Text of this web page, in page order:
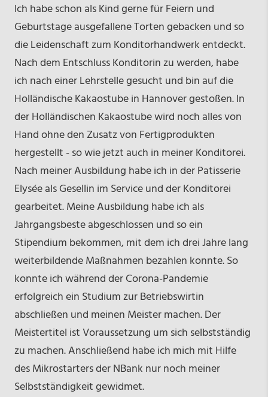
Ich habe schon als Kind gerne für Feiern und
Geburtstage ausgefallene Torten gebacken und so
die Leidenschaft zum Konditorhandwerk entdeckt.
Nach dem Entschluss Konditorin zu werden, habe
ich nach einer Lehrstelle gesucht und bin auf die
Holländische Kakaostube in Hannover gestoßen. In
der Holländischen Kakaostube wird noch alles von
Hand ohne den Zusatz von Fertigprodukten
hergestellt - so wie jetzt auch in meiner Konditorei.
Nach meiner Ausbildung habe ich in der Patisserie
Elysée als Gesellin im Service und der Konditorei
gearbeitet. Meine Ausbildung habe ich als
Jahrgangsbeste abgeschlossen und so ein
Stipendium bekommen, mit dem ich drei Jahre lang
weiterbildende Maßnahmen bezahlen konnte. So
konnte ich während der Corona-Pandemie
erfolgreich ein Studium zur Betriebswirtin
abschließen und meinen Meister machen. Der
Meistertitel ist Voraussetzung um sich selbstständig
zu machen. Anschließend habe ich mich mit Hilfe
des Mikrostarters der NBank nur noch meiner
Selbstständigkeit gewidmet.